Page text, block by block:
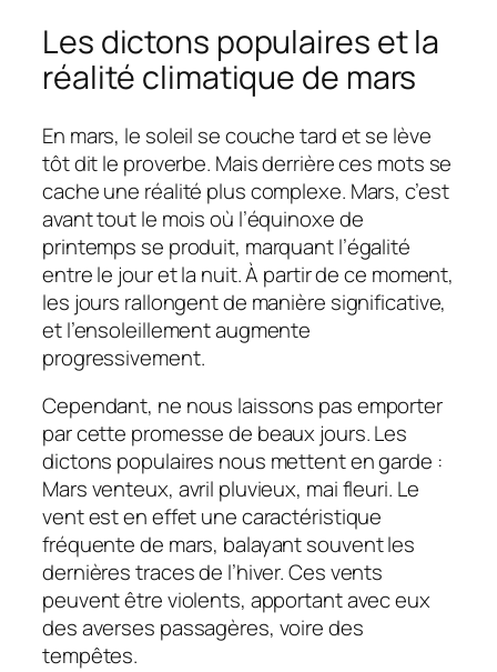
Les dictons populaires et la
réalité climatique de mars
En mars, le soleil se couche tard et se lève
tôt dit le proverbe. Mais derrière ces mots se
cache une réalité plus complexe. Mars, c’est
avant tout le mois où l’équinoxe de
printemps se produit, marquant l’égalité
entre le jour et la nuit. À partir de ce moment,
les jours rallongent de manière significative,
et l’ensoleillement augmente
progressivement.
Cependant, ne nous laissons pas emporter
par cette promesse de beaux jours. Les
dictons populaires nous mettent en garde :
Mars venteux, avril pluvieux, mai fleuri. Le
vent est en effet une caractéristique
fréquente de mars, balayant souvent les
dernières traces de l’hiver. Ces vents
peuvent être violents, apportant avec eux
des averses passagères, voire des
tempêtes.